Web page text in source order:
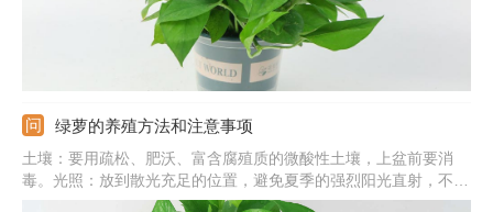
绿萝的养殖方法和注意事项
土壤：要用疏松、肥沃、富含腐殖质的微酸性土壤，上盆前要消
毒。光照：放到散光充足的位置，避免夏季的强烈阳光直射，不要
在阴处养。水分：保持盆土湿润状，冬季控水，夏季要充分浇水，